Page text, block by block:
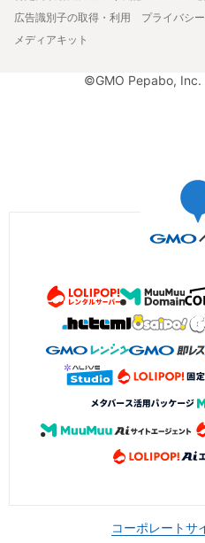
広告識別子の取得・利用
プライバシ
メディアキット
©GMO Pepabo,
コーポレートサ